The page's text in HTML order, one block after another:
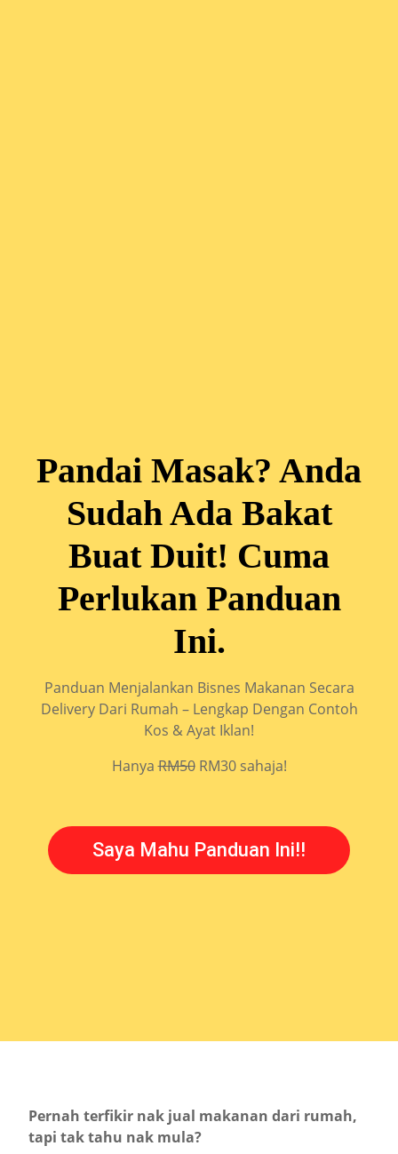
Pandai Masak? Anda
Sudah Ada Bakat
Buat Duit! Cuma
Perlukan Panduan
Ini.
Panduan Menjalankan Bisnes Makanan Secara
Delivery Dari Rumah – Lengkap Dengan Contoh
Kos & Ayat Iklan!
HanyaRM50RM30 sahaja!
Saya Mahu Panduan Ini!!
Pernah terfikir nak jual makanan dari rumah,
tapi tak tahu nak mula?